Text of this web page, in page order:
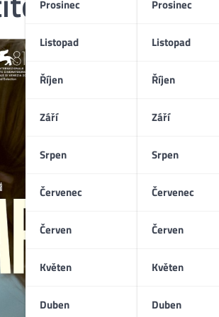
Prosinec
Listopad
Říjen
Září
Srpen
Červenec
Červen
Květen
Duben
Prosinec
Listopad
Říjen
Září
Srpen
Červenec
Červen
Květen
Duben